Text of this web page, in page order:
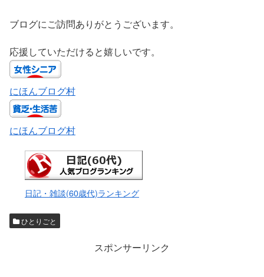
ブログにご訪問ありがとうございます。
応援していただけると嬉しいです。
にほんブログ村
にほんブログ村
日記・雑談(60歳代)ランキング
ひとりごと
スポンサーリンク